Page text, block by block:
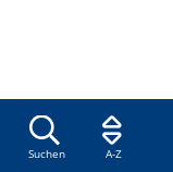
Suchen A-Z